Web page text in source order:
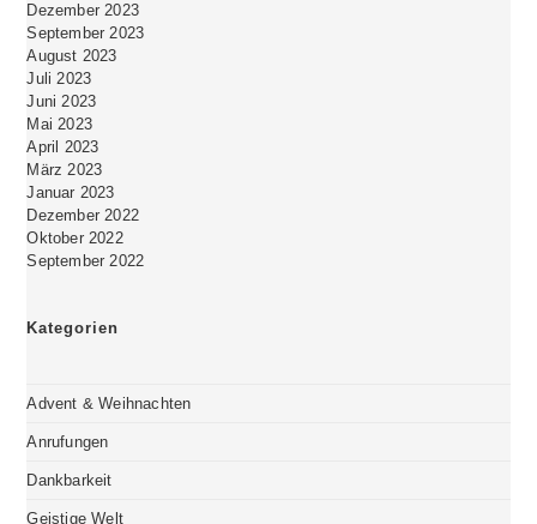
Dezember 2023
September 2023
August 2023
Juli 2023
Juni 2023
Mai 2023
April 2023
März 2023
Januar 2023
Dezember 2022
Oktober 2022
September 2022
Kategorien
Advent & Weihnachten
Anrufungen
Dankbarkeit
Geistige Welt